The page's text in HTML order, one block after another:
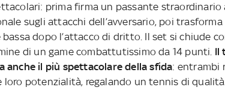
prima firma un passante straordinario
sugli attacchi dell’avversario, poi
dopo l’attacco di dritto. Il set si chiude
di un game combattutissimo da 14 punti. Il
anche il più spettacolare della sfida: entrambi
loro potenzialità, regalando un tennis di